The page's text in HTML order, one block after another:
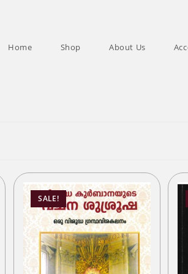
Home Shop About Us
SALE!